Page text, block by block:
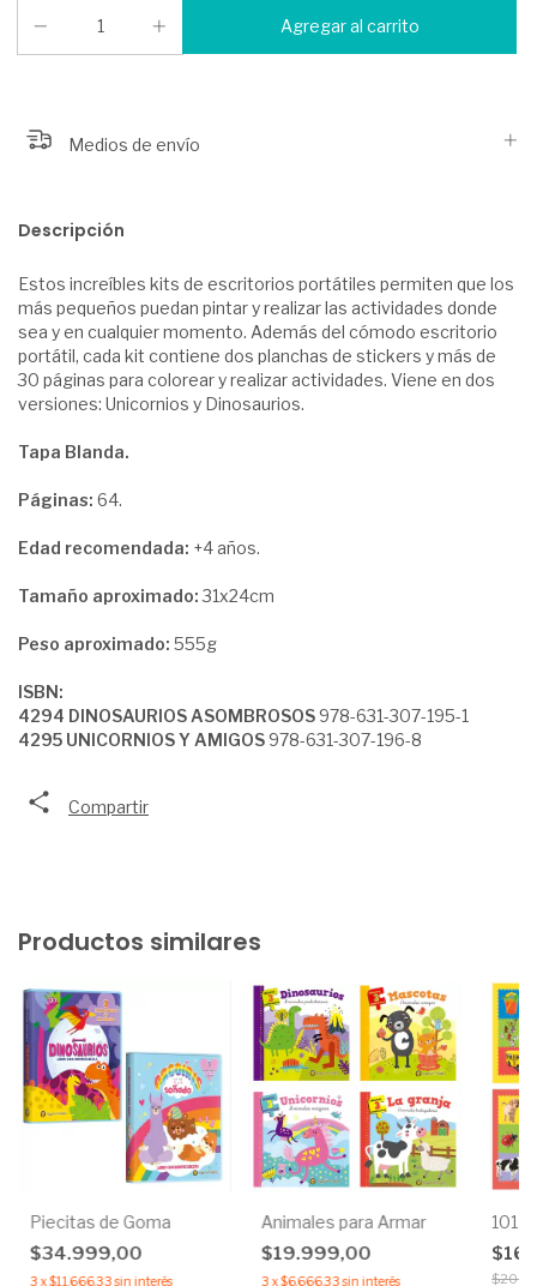
Medios de envío
Descripción
Estos increíbles kits de escritorios portátiles permiten que los
más pequeños puedan pintar y realizar las actividades donde
sea y en cualquier momento. Además del cómodo escritorio
portátil, cada kit contiene dos planchas de stickers y más de
30 páginas para colorear y realizar actividades. Viene en dos
versiones: Unicornios y Dinosaurios.
Tapa Blanda.
Páginas: 64.
Edad recomendada: +4 años.
Tamaño aproximado:31x24cm
Peso aproximado: 555g
ISBN:
4294 DINOSAURIOS ASOMBROSOS 978-631-307-195-1
4295 UNICORNIOS Y AMIGOS 978-631-307-196-8
Compartir
Productos similares
Piecitas de Goma
$34.999,00
3 x$11.666,33 sin interés
Animales para Armar
$19.999,00
3 x$6.666,33 sin interés
101